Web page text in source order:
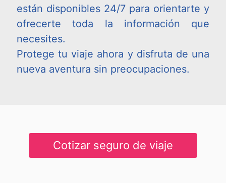
están disponibles 24/7 para orientarte y
ofrecerte toda la información que
necesites.
Protege tu viaje ahora y disfruta de una
nueva aventura sin preocupaciones.
Cotizar seguro de viaje